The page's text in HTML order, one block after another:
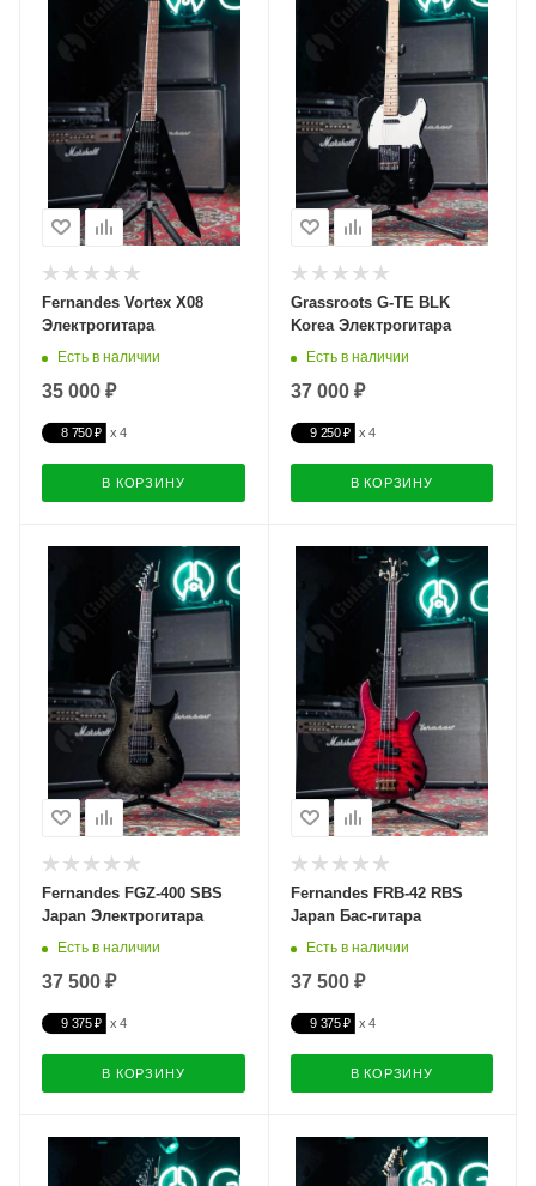
Fernandes Vortex X08
Электрогитара
Есть в наличии
35 000 ₽
8 750 ₽
В КОРЗИНУ
Grassroots G-TE BLK
Korea Электрогитара
Есть в наличии
37 000 ₽
9 250 ₽
В КОРЗИНУ
Fernandes FGZ-400 SBS
Japan Электрогитара
Есть в наличии
37 500 ₽
9 375 ₽
В КОРЗИНУ
Fernandes FRB-42 RBS
Japan Бас-гитара
Есть в наличии
37 500 ₽
9 375 ₽
В КОРЗИНУ